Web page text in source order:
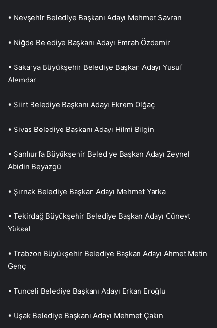
• Nevşehir Belediye Başkanı Adayı Mehmet Savran
• Niğde Belediye Başkanı Adayı Emrah Özdemir
• Sakarya Büyükşehir Belediye Başkan Adayı Yusuf
Alemdar
• Siirt Belediye Başkanı Adayı Ekrem Olğaç
• Sivas Belediye Başkanı Adayı Hilmi Bilgin
• Şanlıurfa Büyükşehir Belediye Başkan Adayı Zeynel
Abidin Beyazgül
• Şırnak Belediye Başkan Adayı Mehmet Yarka
• Tekirdağ Büyükşehir Belediye Başkan Adayı Cüneyt
Yüksel
• Trabzon Büyükşehir Belediye Başkan Adayı Ahmet Metin
Genç
• Tunceli Belediye Başkanı Adayı Erkan Eroğlu
• Uşak Belediye Başkanı Adayı Mehmet Çakın